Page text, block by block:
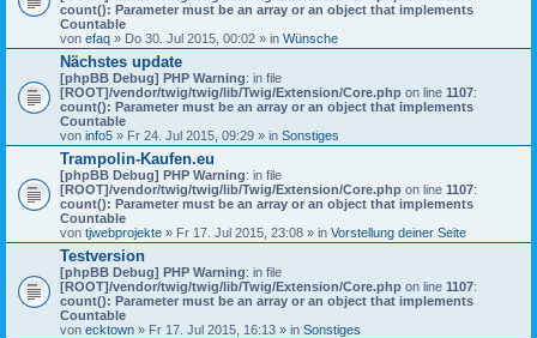
count(): Parameter must be an array or an object that implements
Countable
von efaq » Do 30. Jul 2015, 00:02 » in Wünsche
Nächstes update
[phpBB Debug] PHP Warning: in file
[ROOT]/vendor/twig/twig/lib/Twig/Extension/Core.php on line 1107:
count(): Parameter must be an array or an object that implements
Countable
von info5 » Fr 24. Jul 2015, 09:29 » in Sonstiges
Trampolin-Kaufen.eu
[phpBB Debug] PHP Warning: in file
[ROOT]/vendor/twig/twig/lib/Twig/Extension/Core.php on line 1107:
count(): Parameter must be an array or an object that implements
Countable
von tjwebprojekte » Fr 17. Jul 2015, 23:08 » in Vorstellung deiner Seite
Testversion
[phpBB Debug] PHP Warning: in file
[ROOT]/vendor/twig/twig/lib/Twig/Extension/Core.php on line 1107:
count(): Parameter must be an array or an object that implements
Countable
von ecktown » Fr 17. Jul 2015, 16:13 » in Sonstiges